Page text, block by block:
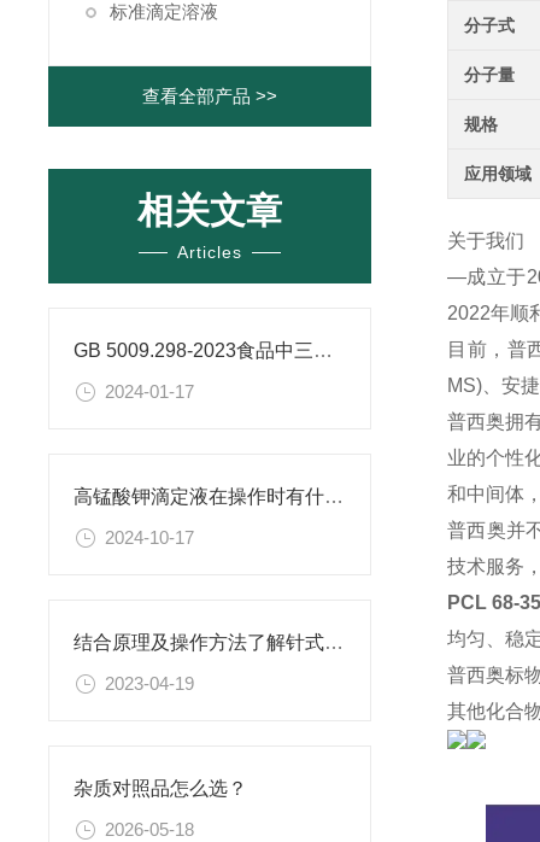
标准滴定溶液
查看全部产品 >>
相关文章
Articles
GB 5009.298-2023食品中三氯蔗糖（蔗糖素）的测定
2024-01-17
高锰酸钾滴定液在操作时有什么要领可言呢？
2024-10-17
结合原理及操作方法了解针式过滤器
2023-04-19
杂质对照品怎么选？
2026-05-18
分子式
分子量
规格
应用领域
关于我们
—成立于
2022年顺
目前，普
MS)、安
普西奥拥
业的个性
和中间体
普西奥并
技术服务
PCL 68-
均匀、稳
普西奥标
其他化合